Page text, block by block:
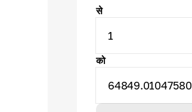
से
1
को
64849.01047580